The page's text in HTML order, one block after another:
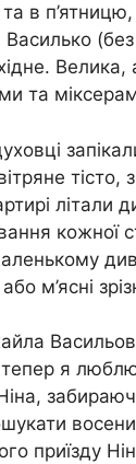
в п’ятницю,
(без
Велика,
та
тісто,
літали
кожної
м’ясні
тепер я
приїзду